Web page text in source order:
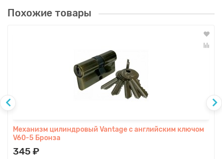
Похожие товары
Механизм цилиндровый Vantage с английским ключом
V60-5 Бронза
345 ₽